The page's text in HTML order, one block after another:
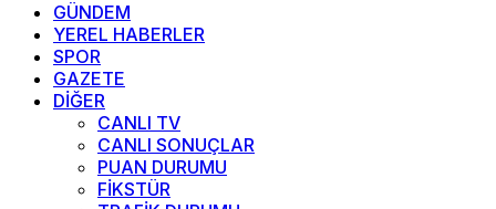
GÜNDEM
YEREL HABERLER
SPOR
GAZETE
DİĞER
CANLI TV
CANLI SONUÇLAR
PUAN DURUMU
FİKSTÜR